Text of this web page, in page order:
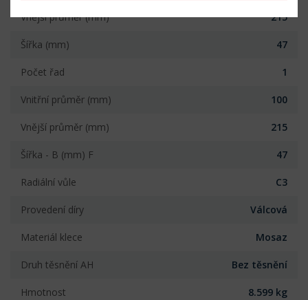
Vnější průměr (mm) 215
Šířka (mm) 47
Počet řad 1
Vnitřní průměr (mm) 100
Vnější průměr (mm) 215
Šířka - B (mm) F 47
Radiální vůle C3
Provedení díry Válcová
Materiál klece Mosaz
Druh těsnění AH Bez těsnění
Hmotnost 8.599 kg